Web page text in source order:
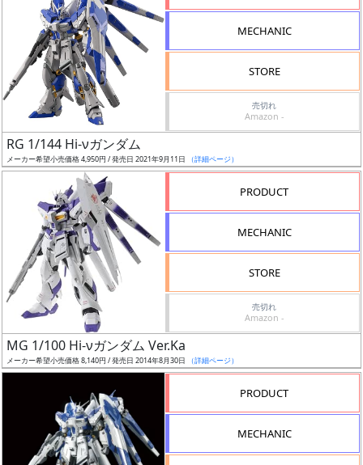
ワ
ド
検
索
ド
ス
MECHANIC
STORE
売切れ
Amazon -
RG 1/144 Hi-νガンダム
メーカー希望小売価格 4,950円 / 発売日 2021年9月11日 （詳細ページ）
PRODUCT
MECHANIC
STORE
売切れ
Amazon -
MG 1/100 Hi-νガンダム Ver.Ka
メーカー希望小売価格 8,140円 / 発売日 2014年8月30日 （詳細ページ）
PRODUCT
MECHANIC